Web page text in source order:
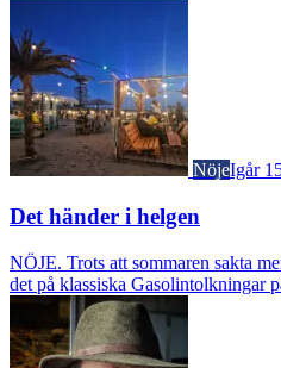
NöjeIgår
Det händer i helgen
NÖJE. Trots att sommaren sakta
det på klassiska Gasolintolkningar